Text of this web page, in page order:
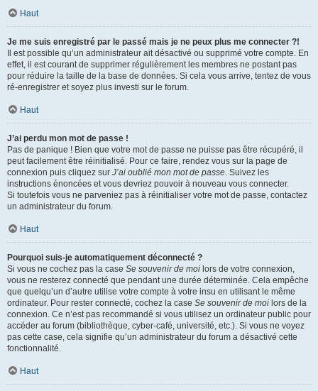
Haut
Je me suis enregistré par le passé mais je ne peux plus me connecter ?!
Il est possible qu’un administrateur ait désactivé ou supprimé votre compte. En
effet, il est courant de supprimer régulièrement les membres ne postant pas
pour réduire la taille de la base de données. Si cela vous arrive, tentez de vous
ré-enregistrer et soyez plus investi sur le forum.
Haut
J’ai perdu mon mot de passe !
Pas de panique ! Bien que votre mot de passe ne puisse pas être récupéré, il
peut facilement être réinitialisé. Pour ce faire, rendez vous sur la page de
connexion puis cliquez sur J’ai oublié mon mot de passe. Suivez les
instructions énoncées et vous devriez pouvoir à nouveau vous connecter.
Si toutefois vous ne parveniez pas à réinitialiser votre mot de passe, contactez
un administrateur du forum.
Haut
Pourquoi suis-je automatiquement déconnecté ?
Si vous ne cochez pas la case Se souvenir de moi lors de votre connexion,
vous ne resterez connecté que pendant une durée déterminée. Cela empêche
que quelqu’un d’autre utilise votre compte à votre insu en utilisant le même
ordinateur. Pour rester connecté, cochez la case Se souvenir de moi lors de la
connexion. Ce n’est pas recommandé si vous utilisez un ordinateur public pour
accéder au forum (bibliothèque, cyber-café, université, etc.). Si vous ne voyez
pas cette case, cela signifie qu’un administrateur du forum a désactivé cette
fonctionnalité.
Haut